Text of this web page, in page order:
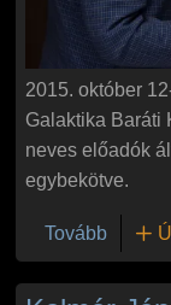
2015. október
Galaktika Baráti
neves előadók
egybekötve.
Tovább